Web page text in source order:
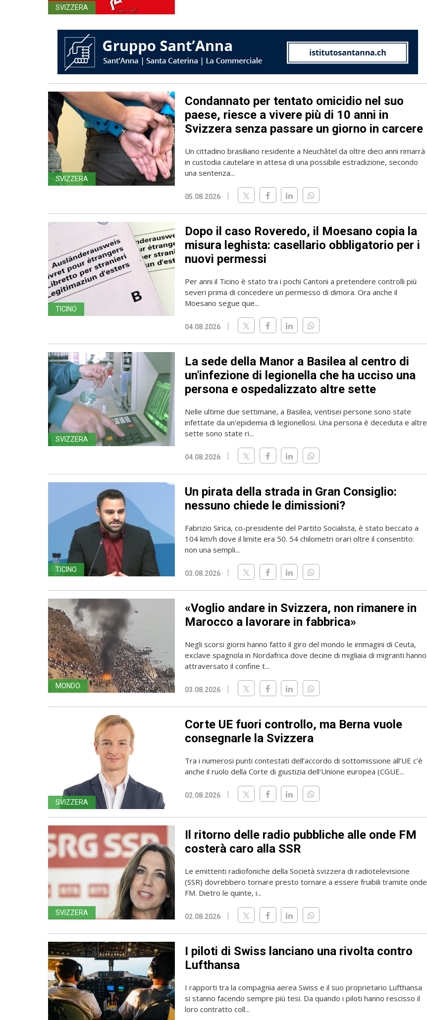
SVIZZERA
SVIZZERA
Condannato per tentato omicidio nel suo
paese, riesce a vivere più di 10 anni in
Svizzera senza passare un giorno in carcere
Un cittadino brasiliano residente a Neuchâtel da oltre dieci anni rimarrà
in custodia cautelare in attesa di una possibile estradizione, secondo
una sentenza...
05.08.2026
TICINO
Dopo il caso Roveredo, il Moesano copia la
misura leghista: casellario obbligatorio per i
nuovi permessi
Per anni il Ticino è stato tra i pochi Cantoni a pretendere controlli più
severi prima di concedere un permesso di dimora. Ora anche il
Moesano segue que...
04.08.2026
SVIZZERA
La sede della Manor a Basilea al centro di
un'infezione di legionella che ha ucciso una
persona e ospedalizzato altre sette
Nelle ultime due settimane, a Basilea, ventisei persone sono state
infettate da un'epidemia di legionellosi. Una persona è deceduta e altre
sette sono state ri...
04.08.2026
TICINO
Un pirata della strada in Gran Consiglio:
nessuno chiede le dimissioni?
Fabrizio Sirica, co-presidente del Partito Socialista, è stato beccato a
104 km/h dove il limite era 50. 54 chilometri orari oltre il consentito:
non una sempli...
03.08.2026
MONDO
«Voglio andare in Svizzera, non rimanere in
Marocco a lavorare in fabbrica»
Negli scorsi giorni hanno fatto il giro del mondo le immagini di Ceuta,
exclave spagnola in Nordafrica dove decine di migliaia di migranti hanno
attraversato il confine t...
03.08.2026
SVIZZERA
Corte UE fuori controllo, ma Berna vuole
consegnarle la Svizzera
Tra i numerosi punti contestati dell’accordo di sottomissione all’UE c’è
anche il ruolo della Corte di giustizia dell'Unione europea (CGUE...
02.08.2026
SVIZZERA
Il ritorno delle radio pubbliche alle onde FM
costerà caro alla SSR
Le emittenti radiofoniche della Società svizzera di radiotelevisione
(SSR) dovrebbero tornare presto tornare a essere fruibili tramite onde
FM. Dietro le quinte, i...
02.08.2026
I piloti di Swiss lanciano una rivolta contro
Lufthansa
I rapporti tra la compagnia aerea Swiss e il suo proprietario Lufthansa
si stanno facendo sempre più tesi. Da quando i piloti hanno rescisso il
loro contratto coll...